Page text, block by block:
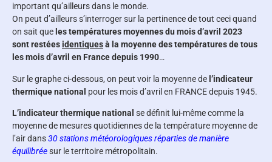
important qu’ailleurs dans le monde.
On peut d’ailleurs s’interroger sur la pertinence de tout ceci quand
on sait que les températures moyennes du mois d’avril 2023
sont restéesidentiquesà la moyenne des températures de tous
les mois d’avril en France depuis 1990…
Sur le graphe ci-dessous, on peut voir la moyenne de l’indicateur
thermique national pour les mois d’avril en FRANCE depuis 1945.
L’indicateur thermique national se définit lui-même comme la
moyenne de mesures quotidiennes de la température moyenne de
l’air dans30 stations météorologiques réparties de manière
équilibréesur le territoire métropolitain.